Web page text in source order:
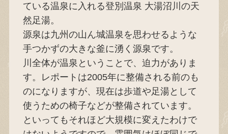
ている温泉に入れる登別温泉 大湯沼川の天
然足湯。
源泉は九州の山ん城温泉を思わせるような
手つかずの大きな釜に湧く源泉です。
川全体が温泉ということで、迫力がありま
す。レポートは2005年に整備される前のも
のになりますが、現在は歩道や足湯として
使うための椅子などが整備されています。
といってもそれほど大規模に変えたわけで